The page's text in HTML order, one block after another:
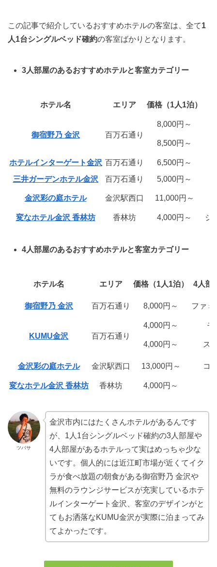
この記事で紹介しているおすすめホテルの客室は、全て1
人1台シングルベッド確約の客室ばかりとなります。
3人部屋のあるおすすめホテルと客室カテゴリー
ホテル名 エリア 価格（1人1泊）
御宿野乃 金沢 百万石通り
8,000円～
8,500円～
ホテルインターゲート金沢 百万石通り 6,500円～
三井ガーデンホテル金沢
百万石通り 5,000円～
金沢彩の庭ホテル 金沢駅西口 11,000円～
変なホテル金沢 香林坊 香林坊 4,000円～ ジ
4人部屋のあるおすすめホテルと客室カテゴリー
ホテル名 エリア 価格（1人1泊） 4人部
御宿野乃 金沢 百万石通り 8,000円～ ファミ
KUMU金沢 百万石通り
4,000円～ モ
4,000円～ ス
金沢彩の庭ホテル 金沢駅西口 13,000円～ コ
変なホテル金沢 香林坊 香林坊 4,000円～
ツバサ
金沢市内にはたくさんホテルがあるんです
が、1人1台シングルベッド確約の3人部屋や
4人部屋があるホテルって実はめっちゃ少な
いです。個人的には近江町市場が近くてイク
ラが食べ放題の朝食がある御宿野乃 金沢や
無料のラウンジサービスが充実しているホテ
ルインターゲート金沢、客室のデザインがと
てもお洒落なKUMU金沢が実際に泊まってみ
てよかったです。